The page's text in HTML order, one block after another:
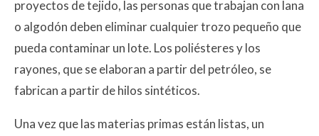
proyectos de tejido, las personas que trabajan con lana
o algodón deben eliminar cualquier trozo pequeño que
pueda contaminar un lote. Los poliésteres y los
rayones, que se elaboran a partir del petróleo, se
fabrican a partir de hilos sintéticos.
Una vez que las materias primas están listas, un